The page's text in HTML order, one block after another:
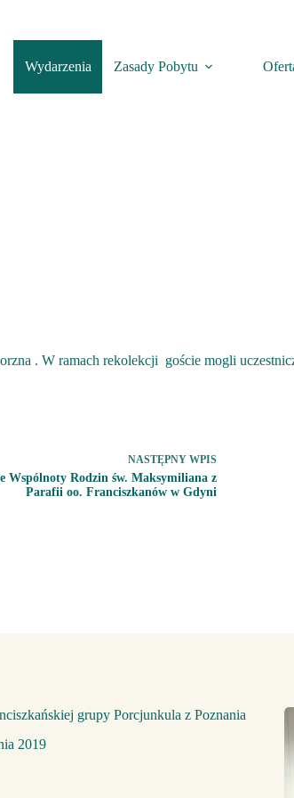
Wydarzenia Zasady Pobytu
. W ramach rekolekcji goście mogli
NASTĘPNY WPIS
Wspólnoty Rodzin św. Maksymiliana z
Parafii oo. Franciszkanów w Gdyni
grupy Porcjunkula z Poznania
2019